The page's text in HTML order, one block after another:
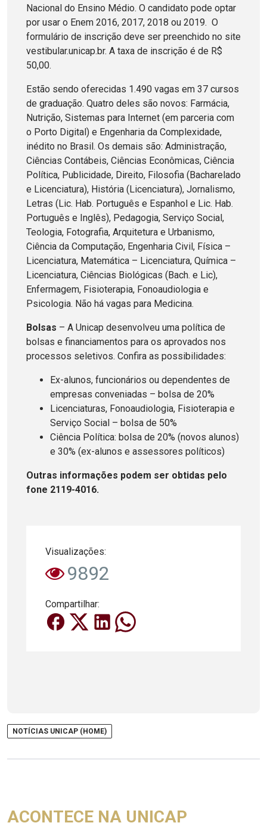
Nacional do Ensino Médio. O candidato pode optar
por usar o Enem 2016, 2017, 2018 ou 2019. O
formulário de inscrição deve ser preenchido no site
vestibular.unicap.br. A taxa de inscrição é de R$
50,00.
Estão sendo oferecidas 1.490 vagas em 37 cursos
de graduação. Quatro deles são novos: Farmácia,
Nutrição, Sistemas para Internet (em parceria com
o Porto Digital) e Engenharia da Complexidade,
inédito no Brasil. Os demais são: Administração,
Ciências Contábeis, Ciências Econômicas, Ciência
Política, Publicidade, Direito, Filosofia (Bacharelado
e Licenciatura), História (Licenciatura), Jornalismo,
Letras (Lic. Hab. Português e Espanhol e Lic. Hab.
Português e Inglês), Pedagogia, Serviço Social,
Teologia, Fotografia, Arquitetura e Urbanismo,
Ciência da Computação, Engenharia Civil, Física –
Licenciatura, Matemática – Licenciatura, Química –
Licenciatura, Ciências Biológicas (Bach. e Lic),
Enfermagem, Fisioterapia, Fonoaudiologia e
Psicologia. Não há vagas para Medicina.
Bolsas – A Unicap desenvolveu uma política de
bolsas e financiamentos para os aprovados nos
processos seletivos. Confira as possibilidades:
Ex-alunos, funcionários ou dependentes de
empresas conveniadas – bolsa de 20%
Licenciaturas, Fonoaudiologia, Fisioterapia e
Serviço Social – bolsa de 50%
Ciência Política: bolsa de 20% (novos alunos)
e 30% (ex-alunos e assessores políticos)
Outras informações podem ser obtidas pelo
fone 2119-4016.
Visualizações:
9892
Compartilhar:
NOTÍCIAS UNICAP (HOME)
ACONTECE NA UNICAP